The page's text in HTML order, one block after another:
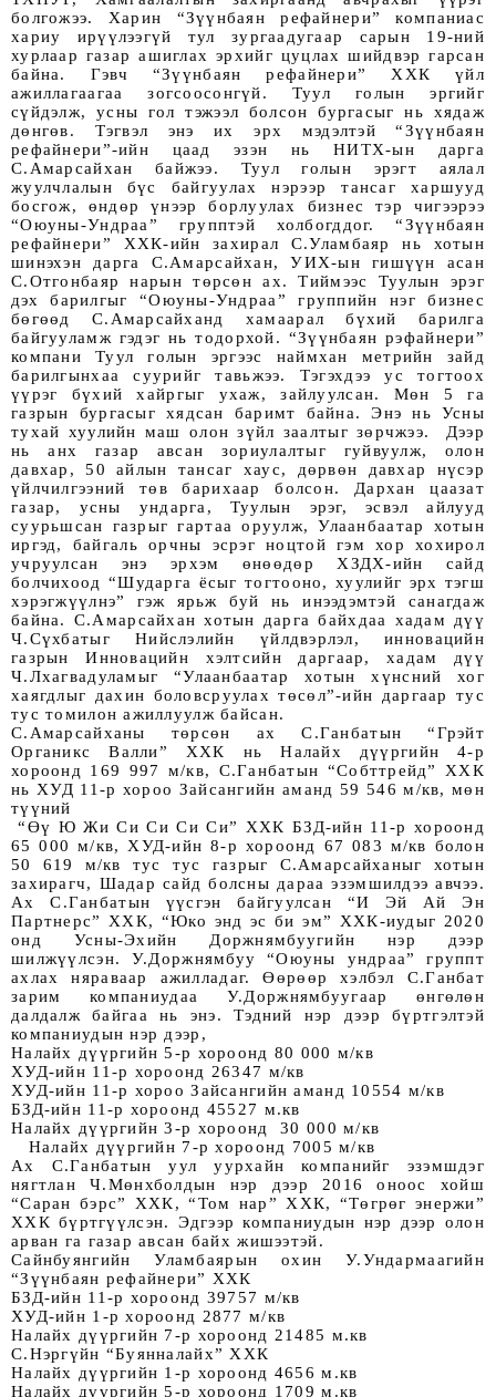
болгожээ. Харин “Зүүнбаян рефайнери” компаниас
хариу ирүүлээгүй тул зургаадугаар сарын 19-ний
хурлаар газар ашиглах эрхийг цуцлах шийдвэр гарсан
байна. Гэвч “Зүүнбаян рефайнери” ХХК үйл
ажиллагаагаа зогсоосонгүй. Туул голын эргийг
сүйдэлж, усны гол тэжээл болсон бургасыг нь хядаж
дөнгөв. Тэгвэл энэ их эрх мэдэлтэй “Зүүнбаян
рефайнери”-ийн цаад эзэн нь НИТХ-ын дарга
С.Амарсайхан байжээ. Туул голын эрэгт аялал
жуулчлалын бүс байгуулах нэрээр тансаг харшууд
босгож, өндөр үнээр борлуулах бизнес тэр чигээрээ
“Оюуны-Ундраа” групптэй холбогддог. “Зүүнбаян
рефайнери” ХХК-ийн захирал С.Уламбаяр нь хотын
шинэхэн дарга С.Амарсайхан, УИХ-ын гишүүн асан
С.Отгонбаяр нарын төрсөн ах. Тиймээс Туулын эрэг
дэх барилгыг “Оюуны-Ундраа” группийн нэг бизнес
бөгөөд С.Амарсайханд хамаарал бүхий барилга
байгууламж гэдэг нь тодорхой. “Зүүнбаян рэфайнери”
компани Туул голын эргээс наймхан метрийн зайд
барилгынхаа суурийг тавьжээ. Тэгэхдээ ус тогтоох
үүрэг бүхий хайргыг ухаж, зайлуулсан. Мөн 5 га
газрын бургасыг хядсан баримт байна. Энэ нь Усны
тухай хуулийн маш олон зүйл заалтыг зөрчжээ.  Дээр
нь анх газар авсан зориулалтыг гуйвуулж, олон
давхар, 50 айлын тансаг хаус, дөрвөн давхар нүсэр
үйлчилгээний төв барихаар болсон. Дархан цаазат
газар, усны ундарга, Туулын эрэг, эсвэл айлууд
суурьшсан газрыг гартаа оруулж, Улаанбаатар хотын
иргэд, байгаль орчны эсрэг ноцтой гэм хор хохирол
учруулсан энэ эрхэм өнөөдөр ХЗДХ-ийн сайд
болчихоод “Шударга ёсыг тогтооно, хуулийг эрх тэгш
хэрэгжүүлнэ” гэж ярьж буй нь инээдэмтэй санагдаж
байна. С.Амарсайхан хотын дарга байхдаа хадам дүү
Ч.Сүхбатыг Нийслэлийн үйлдвэрлэл, инновацийн
газрын Инновацийн хэлтсийн даргаар, хадам дүү
Ч.Лхагвадуламыг “Улаанбаатар хотын хүнсний хог
хаягдлыг дахин боловсруулах төсөл”-ийн даргаар тус
тус томилон ажиллуулж байсан.
С.Амарсайханы төрсөн ах С.Ганбатын “Грэйт
Органикс Валли” ХХК нь Налайх дүүргийн 4-р
хороонд 169 997 м/кв, С.Ганбатын “Собттрейд” ХХК
нь ХУД 11-р хороо Зайсангийн аманд 59 546 м/кв, мөн
түүний
“Өү Ю Жи Си Си Си Си” ХХК БЗД-ийн 11-р хороонд
65 000 м/кв, ХУД-ийн 8-р хороонд 67 083 м/кв болон
50 619 м/кв тус тус газрыг С.Амарсайханыг хотын
захирагч, Шадар сайд болсны дараа эзэмшилдээ авчээ.
Ах С.Ганбатын үүсгэн байгуулсан “И Эй Ай Эн
Партнерс” ХХК, “Юко энд эс би эм” ХХК-иудыг 2020
онд Усны-Эхийн Доржнямбуугийн нэр дээр
шилжүүлсэн. У.Доржнямбуу “Оюуны ундраа” группт
ахлах няраваар ажилладаг. Өөрөөр хэлбэл С.Ганбат
зарим компаниудаа У.Доржнямбуугаар өнгөлөн
далдалж байгаа нь энэ. Тэдний нэр дээр бүртгэлтэй
компаниудын нэр дээр,
Налайх дүүргийн 5-р хороонд 80 000 м/кв
ХУД-ийн 11-р хороонд 26347 м/кв
ХУД-ийн 11-р хороо Зайсангийн аманд 10554 м/кв
БЗД-ийн 11-р хороонд 45527 м.кв
Налайх дүүргийн 3-р хороонд  30 000 м/кв
   Налайх дүүргийн 7-р хороонд 7005 м/кв
Ах С.Ганбатын уул уурхайн компанийг эзэмшдэг
нягтлан Ч.Мөнхболдын нэр дээр 2016 оноос хойш
“Саран бэрс” ХХК, “Том нар” ХХК, “Төгрөг энержи”
ХХК бүртгүүлсэн. Эдгээр компаниудын нэр дээр олон
арван га газар авсан байх жишээтэй.
Сайнбуянгийн Уламбаярын охин У.Ундармаагийн
“Зүүнбаян рефайнери” ХХК
БЗД-ийн 11-р хороонд 39757 м/кв
ХУД-ийн 1-р хороонд 2877 м/кв
Налайх дүүргийн 7-р хороонд 21485 м.кв
С.Нэргүйн “Буянналайх” ХХК
Налайх дүүргийн 1-р хороонд 4656 м.кв
Налайх дүүргийн 5-р хороонд 1709 м.кв